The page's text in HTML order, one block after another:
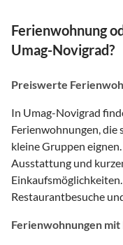
Ferienwohnung
Umag-Novigrad?
Preiswerte
In Umag-Novigrad
Ferienwohnungen, die
kleine Gruppen
Ausstattung und
Restaurantbesuche
Ferienwohnungen